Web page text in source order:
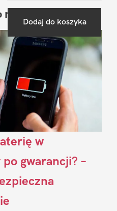
Dodaj do koszyka
blogu
w
gwarancji? –